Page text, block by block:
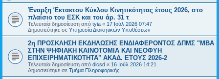
Έναρξη Έκτακτου Κύκλου Κινητικότητας έτους 2026, στο
πλαίσιο του ΕΣΚ και του άρ. 31 τ
Τελευταία δημοσίευση από tyia « 17 Ιούλ 2026 07:47
Δημοσιεύτηκε σε Υπηρεσία Διοικητικών Υποθέσεων
2η ΠΡΟΣΚΛΗΣΗ ΕΚΔΗΛΩΣΗΣ ΕΝΔΙΑΦΕΡΟΝΤΟΣ ΔΠΜΣ "ΜΒΑ
ΣΤΗΝ ΨΗΦΙΑΚΗ ΚΑΙΝΟΤΟΜΙΑ ΚΑΙ ΝΕΟΦΥΗ
ΕΠΙΧΕΙΡΗΜΑΤΙΚΟΤΗΤΑ" ΑΚΑΔ. ΕΤΟΥΣ 2026-2
Τελευταία δημοσίευση από dicsd « 16 Ιούλ 2026 14:21
Δημοσιεύτηκε σε Τμήμα Πληροφορικής